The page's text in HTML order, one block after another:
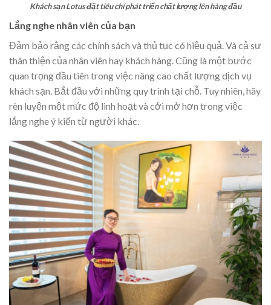
Khách sạn Lotus đặt tiêu chí phát triển chất lượng lên hàng đầu
Lắng nghe nhân viên của bạn
Đảm bảo rằng các chính sách và thủ tục có hiệu quả. Và cả sự
thân thiện của nhân viên hay khách hàng. Cũng là một bước
quan trọng đầu tiên trong việc nâng cao chất lượng dịch vụ
khách sạn. Bắt đầu với những quy trình tại chỗ. Tuy nhiên, hãy
rèn luyện một mức độ linh hoạt và cởi mở hơn trong việc
lắng nghe ý kiến từ người khác.